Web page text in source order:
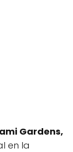
Gardens,
en la